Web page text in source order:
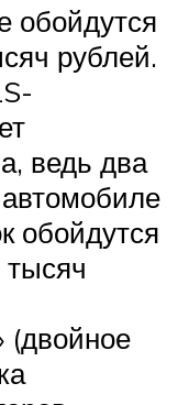
обойдутся
рублей.
ведь два
обойдутся
(двойное